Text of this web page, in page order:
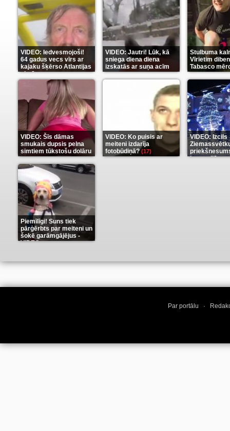
VIDEO: Iedvesmojoši!
64 gadus vecs vīrs ar
kajaku šķērso Atlantijas
okeānu(5)
VIDEO: Jautri! Lūk, kā
sniega diena diena
izskatās ar suņa acīm
(6)
Stulbuma
Vīrietim
Tabasco
(7)
VIDEO: Šīs dāmas
smukais dupsis pelna
simtiem tūkstošu dolāru
(9)
VIDEO: Ko puisis ar
meiteni izdarīja
fotobūdiņā?(17)
VIDEO: Izcils
karu stilā(7)
Piemīlīgi! Suns tiek
pārģērbts par meiteni un
šokē garāmgājējus -
VIDEO(8)
Par portālu ·